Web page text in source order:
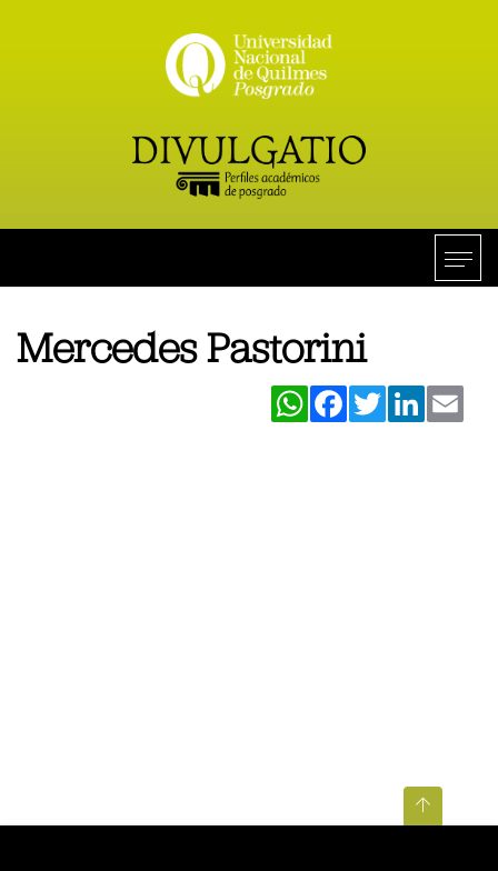
Mercedes Pastorini
WhatsAppFacebookTwitterLinkedIn